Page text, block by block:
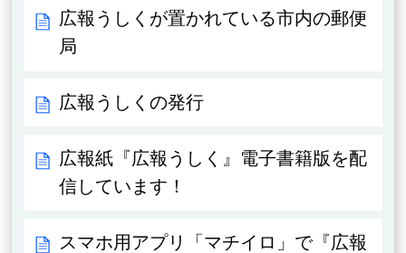
広報うしくが置かれている市内の郵便
局
広報うしくの発行
広報紙『広報うしく』電子書籍版を配
信しています！
スマホ用アプリ「マチイロ」で『広報